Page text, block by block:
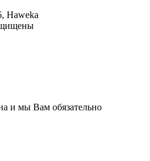
Haweka
и мы Вам обязательно